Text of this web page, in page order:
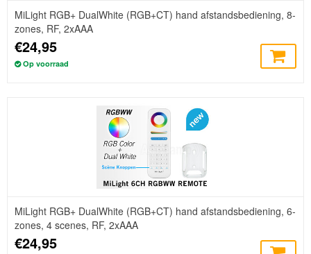
MiLight RGB+ DualWhite (RGB+CT) hand afstandsbediening, 8-
zones, RF, 2xAAA
€24,95
Op voorraad
MiLight RGB+ DualWhite (RGB+CT) hand afstandsbediening, 6-
zones, 4 scenes, RF, 2xAAA
€24,95